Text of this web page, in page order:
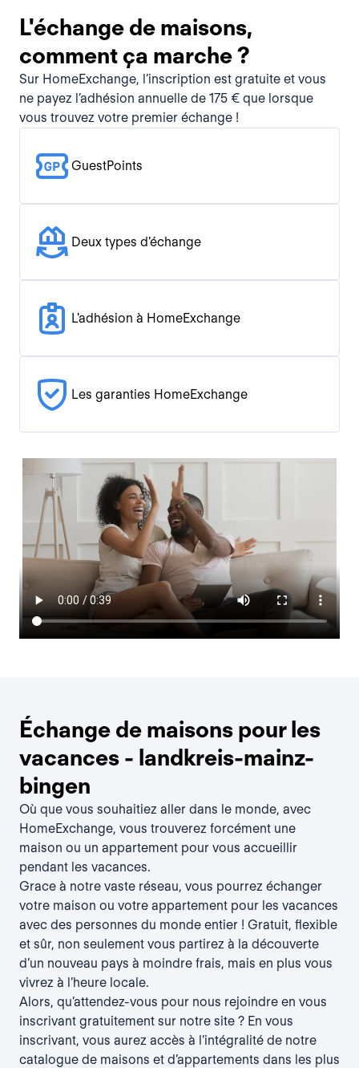
L'échange de maisons,
comment ça marche ?
Sur HomeExchange, l’inscription est gratuite et vous
ne payez l’adhésion annuelle de 175 € que lorsque
vous trouvez votre premier échange !
GuestPoints
Deux types d'échange
L'adhésion à HomeExchange
Les garanties HomeExchange
Échange de maisons pour les
vacances - landkreis-mainz-
bingen
Où que vous souhaitiez aller dans le monde, avec
HomeExchange, vous trouverez forcément une
maison ou un appartement pour vous accueillir
pendant les vacances.
Grace à notre vaste réseau, vous pourrez échanger
votre maison ou votre appartement pour les vacances
avec des personnes du monde entier ! Gratuit, flexible
et sûr, non seulement vous partirez à la découverte
d’un nouveau pays à moindre frais, mais en plus vous
vivrez à l’heure locale.
Alors, qu’attendez-vous pour nous rejoindre en vous
inscrivant gratuitement sur notre site ? En vous
inscrivant, vous aurez accès à l’intégralité de notre
catalogue de maisons et d’appartements dans les plus